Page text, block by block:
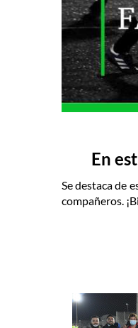
En
Se destaca de
compañeros.